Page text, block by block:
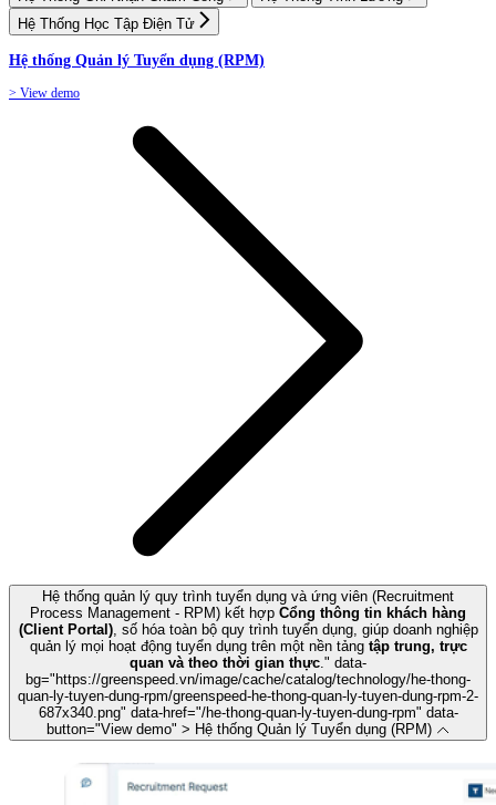
Hệ Thống Học Tập Điện Tử
Hệ thống Quản lý Tuyển dụng (RPM)
> View demo
Hệ thống quản lý quy trình tuyển dụng và ứng viên (Recruitment
Process Management - RPM) kết hợp Cổng thông tin khách hàng
(Client Portal), số hóa toàn bộ quy trình tuyển dụng, giúp doanh nghiệp
quản lý mọi hoạt động tuyển dụng trên một nền tảng tập trung, trực
quan và theo thời gian thực." data-
bg="https://greenspeed.vn/image/cache/catalog/technology/he-thong-
quan-ly-tuyen-dung-rpm/greenspeed-he-thong-quan-ly-tuyen-dung-rpm-2-
687x340.png" data-href="/he-thong-quan-ly-tuyen-dung-rpm" data-
button="View demo" > Hệ thống Quản lý Tuyển dụng (RPM)